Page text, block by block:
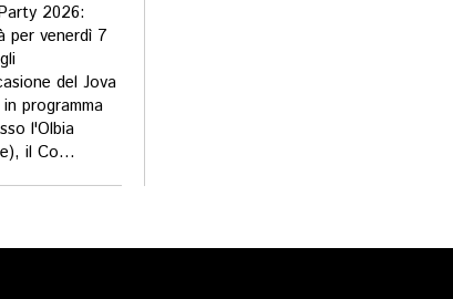
2026:
per venerdì 7
del Jova
programma
l'Olbia
il Co...